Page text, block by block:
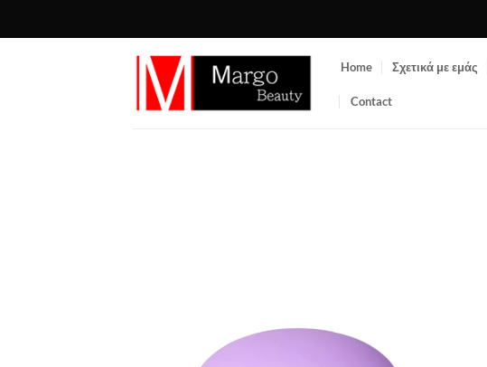
Home Σχετικά με εμάς
Contact